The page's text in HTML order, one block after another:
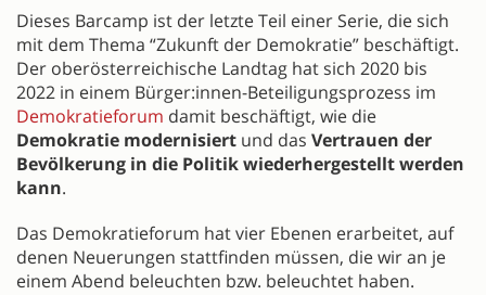
Dieses Barcamp ist der letzte Teil einer Serie, die sich
mit dem Thema “Zukunft der Demokratie” beschäftigt.
Der oberösterreichische Landtag hat sich 2020 bis
2022 in einem Bürger:innen-Beteiligungsprozess im
Demokratieforum damit beschäftigt, wie die
Demokratie modernisiert und das Vertrauen der
Bevölkerung in die Politik wiederhergestellt werden
kann.
Das Demokratieforum hat vier Ebenen erarbeitet, auf
denen Neuerungen stattfinden müssen, die wir an je
einem Abend beleuchten bzw. beleuchtet haben.